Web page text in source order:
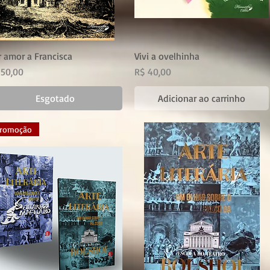
amor a Francisca
Esgotado
Vivi a ovelhinha
Preço
R$ 40,00
Adicionar ao carrinho